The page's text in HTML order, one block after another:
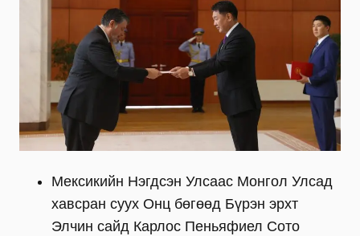
Мексикийн Нэгдсэн Улсаас Монгол Улсад
хавсран суух Онц бөгөөд Бүрэн эрхт
Элчин сайд Карлос Пеньяфиел Сото